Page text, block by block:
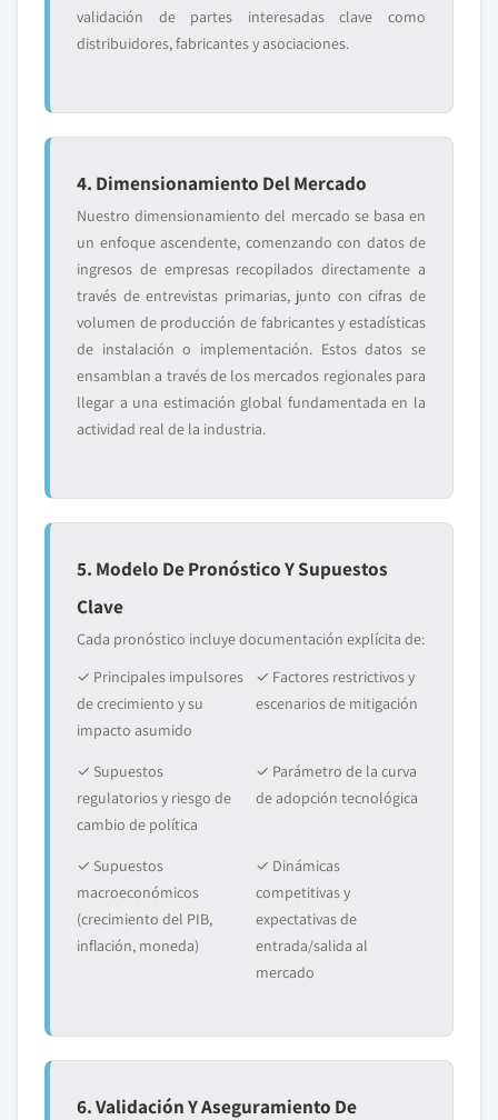
validación de partes interesadas clave como
distribuidores, fabricantes y asociaciones.
4. Dimensionamiento Del Mercado
Nuestro dimensionamiento del mercado se basa en
un enfoque ascendente, comenzando con datos de
ingresos de empresas recopilados directamente a
través de entrevistas primarias, junto con cifras de
volumen de producción de fabricantes y estadísticas
de instalación o implementación. Estos datos se
ensamblan a través de los mercados regionales para
llegar a una estimación global fundamentada en la
actividad real de la industria.
5. Modelo De Pronóstico Y Supuestos
Clave
Cada pronóstico incluye documentación explícita de:
✓ Principales impulsores
de crecimiento y su
impacto asumido
✓ Factores restrictivos y
escenarios de mitigación
✓ Supuestos
regulatorios y riesgo de
cambio de política
✓ Parámetro de la curva
de adopción tecnológica
✓ Supuestos
macroeconómicos
(crecimiento del PIB,
inflación, moneda)
✓ Dinámicas
competitivas y
expectativas de
entrada/salida al
mercado
6. Validación Y Aseguramiento De